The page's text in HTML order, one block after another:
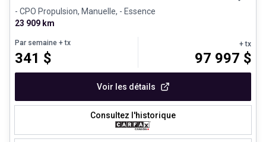
- CPO Propulsion, Manuelle, - Essence
23 909 km
Par semaine + tx
341 $
+ tx
97 997 $
Voir les détails
Consultez l'historique